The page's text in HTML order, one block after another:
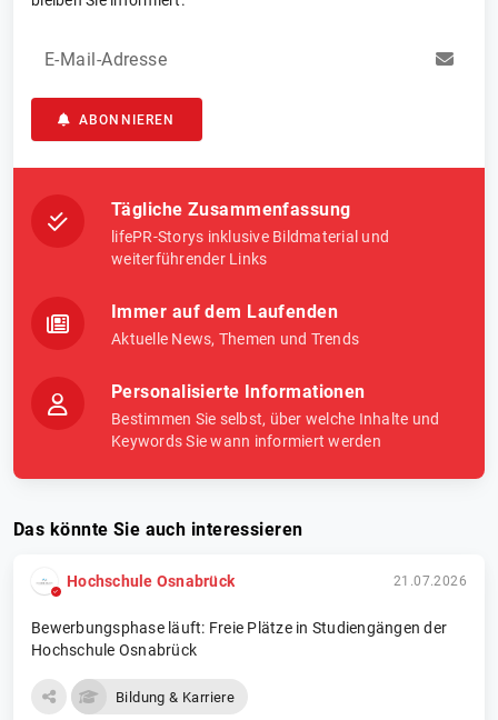
E-Mail-Adresse
ABONNIEREN
Tägliche Zusammenfassung
lifePR-Storys inklusive Bildmaterial und
weiterführender Links
Immer auf dem Laufenden
Aktuelle News, Themen und Trends
Personalisierte Informationen
Bestimmen Sie selbst, über welche Inhalte und
Keywords Sie wann informiert werden
Das könnte Sie auch interessieren
Hochschule Osnabrück 21.07.2026
Bewerbungsphase läuft: Freie Plätze in Studiengängen der
Hochschule Osnabrück
Bildung & Karriere